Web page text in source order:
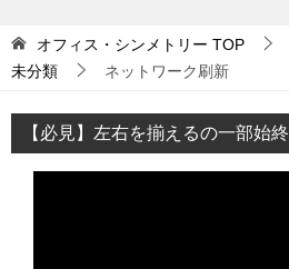
オフィス・シンメトリー TOP
未分類
ネットワーク刷新
【必見】左右を揃えるの一部始終